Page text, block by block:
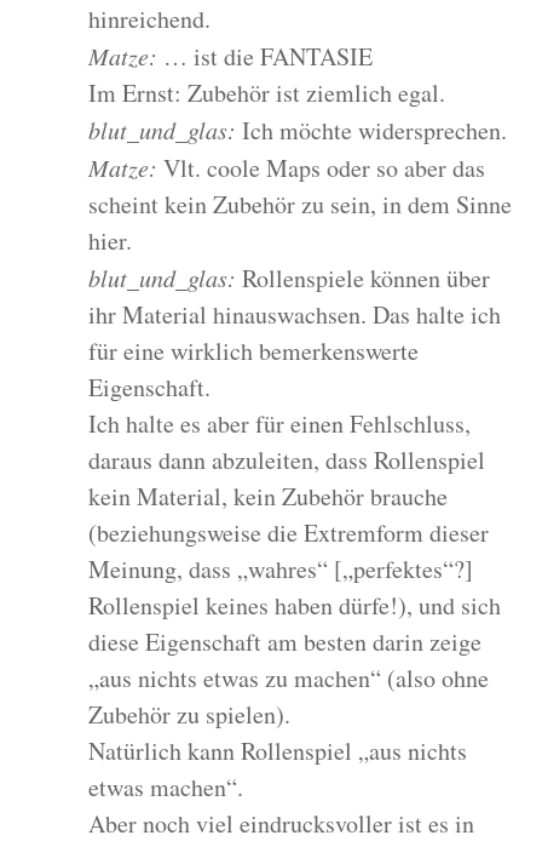
hinreichend.
Matze: … ist die FANTASIE
Im Ernst: Zubehör ist ziemlich egal.
blut_und_glas: Ich möchte widersprechen.
Matze: Vlt. coole Maps oder so aber das
scheint kein Zubehör zu sein, in dem Sinne
hier.
blut_und_glas: Rollenspiele können über
ihr Material hinauswachsen. Das halte ich
für eine wirklich bemerkenswerte
Eigenschaft.
Ich halte es aber für einen Fehlschluss,
daraus dann abzuleiten, dass Rollenspiel
kein Material, kein Zubehör brauche
(beziehungsweise die Extremform dieser
Meinung, dass „wahres“ [„perfektes“?]
Rollenspiel keines haben dürfe!), und sich
diese Eigenschaft am besten darin zeige
„aus nichts etwas zu machen“ (also ohne
Zubehör zu spielen).
Natürlich kann Rollenspiel „aus nichts
etwas machen“.
Aber noch viel eindrucksvoller ist es in